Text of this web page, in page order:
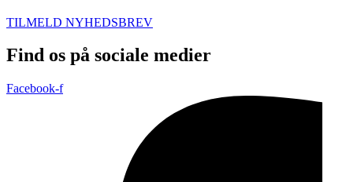
TILMELD NYHEDSBREV
Find os på sociale medier
Facebook-f